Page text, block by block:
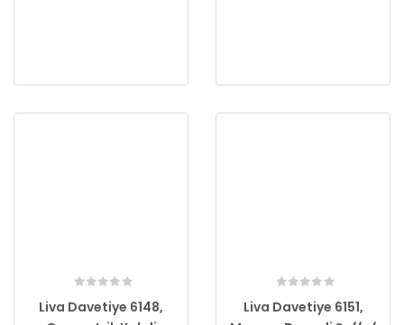
Liva Davetiye 6148,
Liva Davetiye 6151,